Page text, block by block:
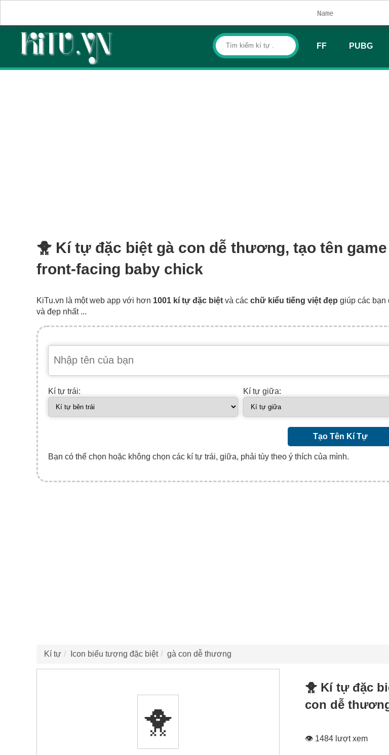
FF PUBG
🐥 Kí tự đặc biệt gà con dễ thương, tạo tên
front-facing baby chick
KiTu.vn là một web app với hơn 1001 kí tự đặc biệt và các chữ kiểu tiếng việt đẹp giúp các bạn
và đẹp nhất ...
Kí tự trái: Kí tự giữa:
Tạo Tên Kí Tự
Bạn có thể chọn hoặc không chọn các kí tự trái, giữa, phải tùy theo ý thích của mình.
Kí tự Icon biểu tượng đặc biệt gà con dễ thương
🐥
🐥 Kí tự đặc
con dễ
👁 1484 lượt xem